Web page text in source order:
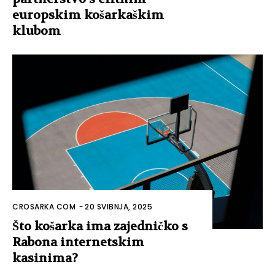
europskim košarkaškim
klubom
CROSARKA.COM -20 SVIBNJA, 2025
Što košarka ima zajedničko s
Rabona internetskim
kasinima?